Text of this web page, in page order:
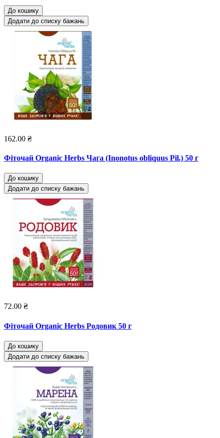
До кошику
Додати до списку бажань
162.00 ₴
Фіточай Organic Herbs Чага (Inonotus obliquus Pil.) 50 г
До кошику
Додати до списку бажань
72.00 ₴
Фіточай Organic Herbs Родовик 50 г
До кошику
Додати до списку бажань